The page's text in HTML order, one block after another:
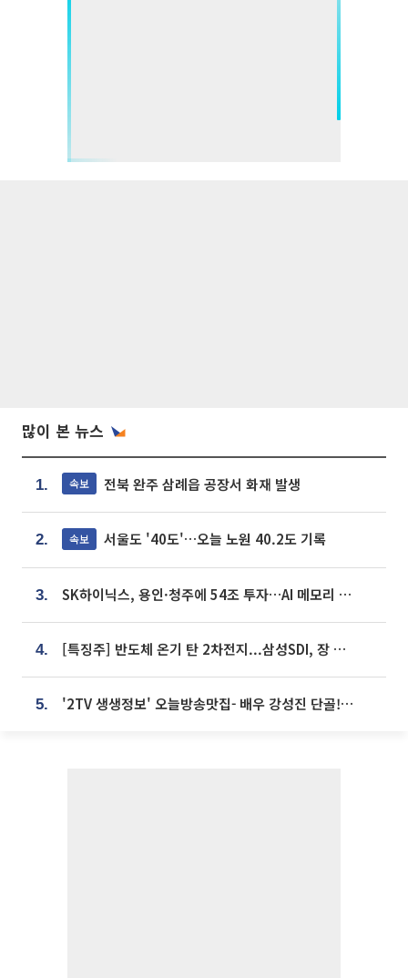
많이 본 뉴스
1. 속보 전북 완주 삼례읍 공장서 화재 발생
2. 속보 서울도 '40도'…오늘 노원 40.2도 기록
3. SK하이닉스, 용인·청주에 54조 투자…AI 메모리 생산기지 키운다
4. [특징주] 반도체 온기 탄 2차전지...삼성SDI, 장 초반 7% 넘게 껑충
5. '2TV 생생정보' 오늘방송맛집- 배우 강성진 단골! 쌀국수ㆍ푸팟퐁 커리 맛집 '블○○○'